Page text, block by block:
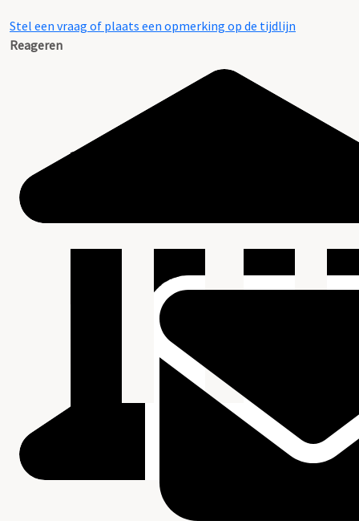
Stel een vraag of plaats een opmerking op de tijdlijn
Reageren